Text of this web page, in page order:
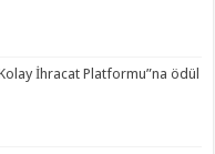
Kolay İhracat Platformu”na ödül